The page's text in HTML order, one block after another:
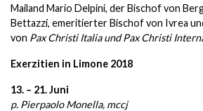
Mailand Mario Delpini, der Bischof von
Bettazzi, emeritierter Bischof von Ivrea
von Pax Christi Italia und Pax Christi
Exerzitien in Limone 2018
13. – 21. Juni
p. Pierpaolo Monella, mccj